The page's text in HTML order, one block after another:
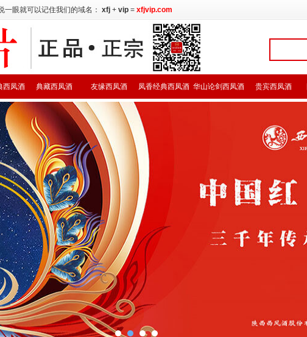
一眼就可以记住我们的域名： xfj + vip = xfjvip.com
贵宾西凤酒
华山论剑西凤酒
凤香经典西凤酒
友缘西凤酒
典藏西凤酒
西凤酒